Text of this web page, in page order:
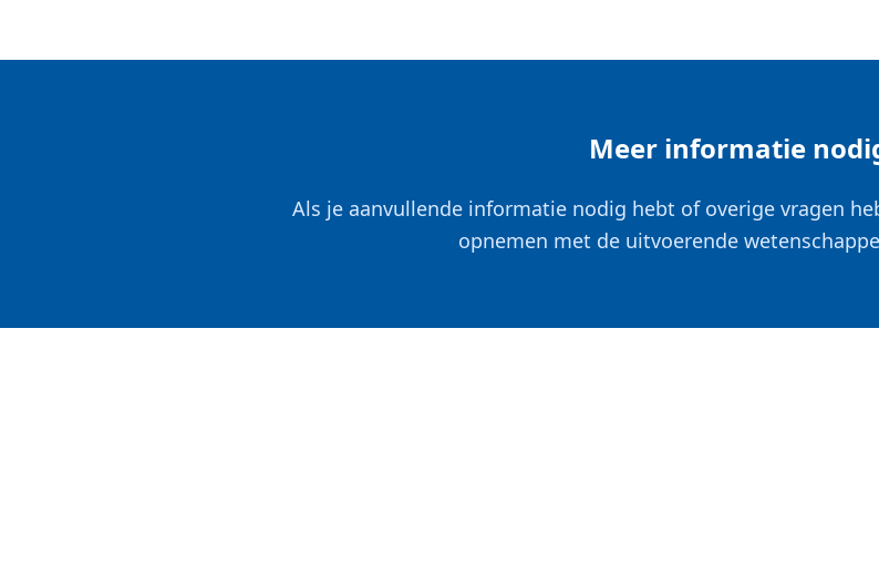
Meer informatie
Als je aanvullende informatie nodig hebt of overige vragen
opnemen met de uitvoerende